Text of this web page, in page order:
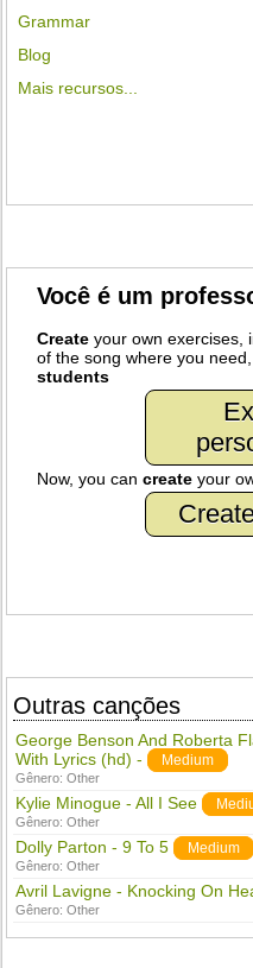
Grammar
Blog
Mais recursos...
Você é um
Create your own exercises,
of the song where you
students
Now, you cancreate your
Outras canções
George Benson And Roberta
With Lyrics (hd) -
Medium
Gênero:Other
Kylie Minogue - All I See
Gênero:Other
Dolly Parton - 9 To 5 Medium
Gênero:Other
Avril Lavigne - Knocking On
Gênero:Other